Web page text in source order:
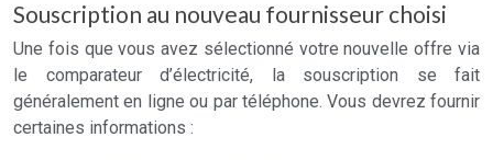
Souscription au nouveau fournisseur choisi
Une fois que vous avez sélectionné votre nouvelle offre via
le comparateur d’électricité, la souscription se fait
généralement en ligne ou par téléphone. Vous devrez fournir
certaines informations :